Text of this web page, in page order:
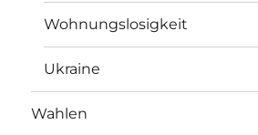
Wohnungslosigkeit
Ukraine
Wahlen